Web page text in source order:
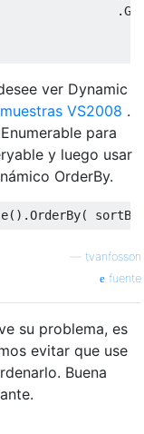
.
ver Dynamic
VS2008 .
para
y luego usar
OrderBy.
().OrderBy(
tvanfosson
fuente
su problema, es
evitar que use
Buena